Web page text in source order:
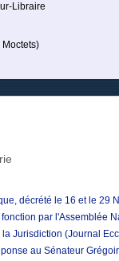
Libraire
décrété le 16 et le 29
par l'Assemblée
Jurisdiction (Journal
au Sénateur